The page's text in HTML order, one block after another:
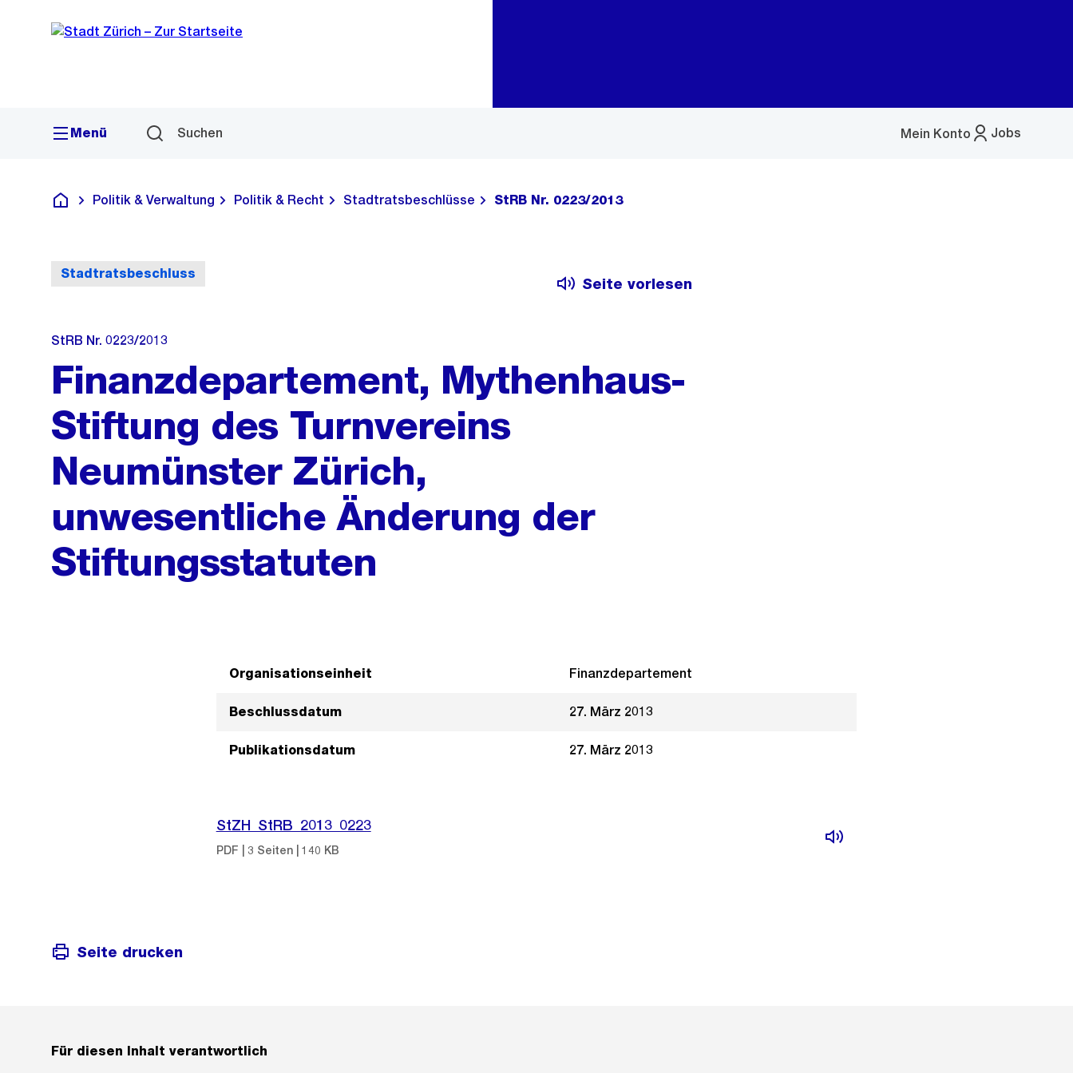
Navigation
Sprunglink
Menü Suchen Jobs
Mein Konto
Menü
Deutsch
Politik & Verwaltung Politik & Recht Stadtratsbeschlüsse StRB Nr. 0223/2013
Stadtratsbeschluss
Seite vorlesen
StRB Nr. 0223/2013
Finanzdepartement, Mythenhaus-
Stiftung des Turnvereins
Neumünster Zürich,
unwesentliche Änderung der
Stiftungsstatuten
Organisationseinheit Finanzdepartement
Beschlussdatum 27. März 2013
Publikationsdatum 27. März 2013
StZH_StRB_2013_0223
PDF | 3 Seiten | 140 KB
Seite drucken
Für diesen Inhalt verantwortlich